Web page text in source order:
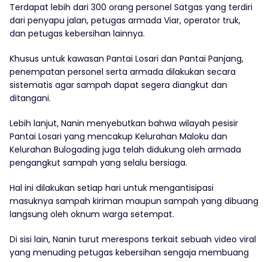
Terdapat lebih dari 300 orang personel Satgas yang terdiri
dari penyapu jalan, petugas armada Viar, operator truk,
dan petugas kebersihan lainnya.
Khusus untuk kawasan Pantai Losari dan Pantai Panjang,
penempatan personel serta armada dilakukan secara
sistematis agar sampah dapat segera diangkut dan
ditangani.
Lebih lanjut, Nanin menyebutkan bahwa wilayah pesisir
Pantai Losari yang mencakup Kelurahan Maloku dan
Kelurahan Bulogading juga telah didukung oleh armada
pengangkut sampah yang selalu bersiaga.
Hal ini dilakukan setiap hari untuk mengantisipasi
masuknya sampah kiriman maupun sampah yang dibuang
langsung oleh oknum warga setempat.
Di sisi lain, Nanin turut merespons terkait sebuah video viral
yang menuding petugas kebersihan sengaja membuang